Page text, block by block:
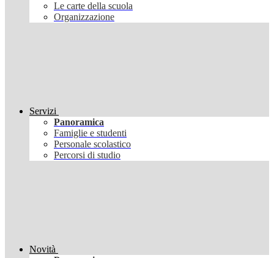
Le carte della scuola
Organizzazione
Servizi
Panoramica
Famiglie e studenti
Personale scolastico
Percorsi di studio
Novità